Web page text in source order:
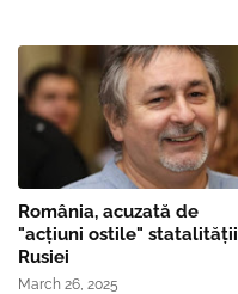
România, acuzată de
"acțiuni ostile" statalității
Rusiei
March 26, 2025